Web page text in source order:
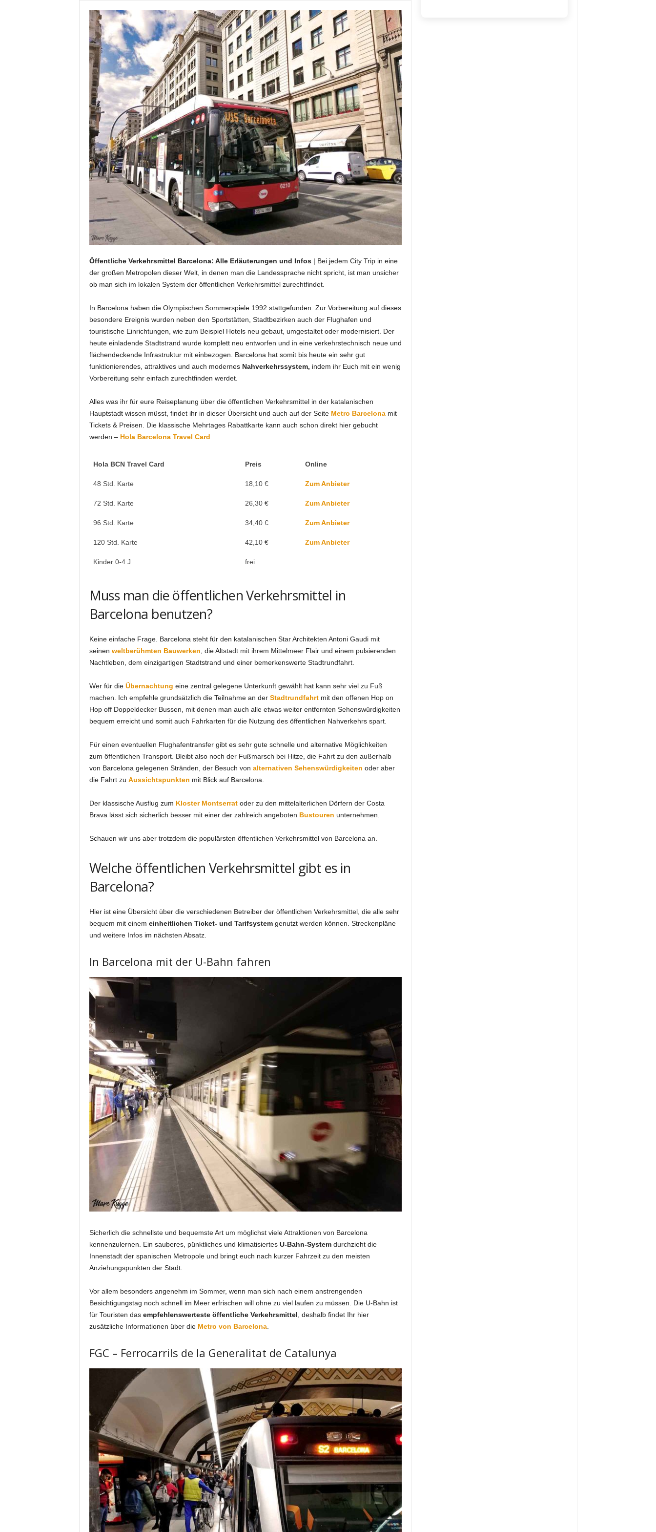
R
C
E
L
O
N
A
Öffentliche Verkehrsmittel Barcelona: Alle Erläuterungen und Infos| Bei jedem City Trip in eine
der großen Metropolen dieser Welt, in denen man die Landessprache nicht spricht, ist man unsicher
ob man sich im lokalen System der öffentlichen Verkehrsmittel zurechtfindet.
In Barcelona haben die Olympischen Sommerspiele 1992 stattgefunden. Zur Vorbereitung auf dieses
besondere Ereignis wurden neben den Sportstätten, Stadtbezirken auch der Flughafen und
touristische Einrichtungen, wie zum Beispiel Hotels neu gebaut, umgestaltet oder modernisiert. Der
heute einladende Stadtstrand wurde komplett neu entworfen und in eine verkehrstechnisch neue und
flächendeckende Infrastruktur mit einbezogen. Barcelona hat somit bis heute ein sehr gut
funktionierendes, attraktives und auch modernes Nahverkehrssystem, indem ihr Euch mit ein wenig
Vorbereitung sehr einfach zurechtfinden werdet.
Alles was ihr für eure Reiseplanung über die öffentlichen Verkehrsmittel in der katalanischen
Hauptstadt wissen müsst, findet ihr in dieser Übersicht und auch auf der Seite Metro Barcelonamit
Tickets & Preisen. Die klassische Mehrtages Rabattkarte kann auch schon direkt hier gebucht
werden – Hola Barcelona Travel Card
Hola BCN Travel Card Preis Online
48 Std. Karte 18,10 € Zum Anbieter
72 Std. Karte 26,30 € Zum Anbieter
96 Std. Karte 34,40 € Zum Anbieter
120 Std. Karte 42,10 € Zum Anbieter
Kinder 0-4 J frei
Muss man die öffentlichen Verkehrsmittel in
Barcelona benutzen?
Keine einfache Frage. Barcelona steht für den katalanischen Star Architekten Antoni Gaudi mit
seinen weltberühmten Bauwerken , die Altstadt mit ihrem Mittelmeer Flair und einem pulsierenden
Nachtleben, dem einzigartigen Stadtstrand und einer bemerkenswerte Stadtrundfahrt.
Wer für die Übernachtung eine zentral gelegene Unterkunft gewählt hat kann sehr viel zu Fuß
machen. Ich empfehle grundsätzlich die Teilnahme an der Stadtrundfahrtmit den offenen Hop on
Hop off Doppeldecker Bussen, mit denen man auch alle etwas weiter entfernten Sehenswürdigkeiten
bequem erreicht und somit auch Fahrkarten für die Nutzung des öffentlichen Nahverkehrs spart.
Für einen eventuellen Flughafentransfer gibt es sehr gute schnelle und alternative Möglichkeiten
zum öffentlichen Transport. Bleibt also noch der Fußmarsch bei Hitze, die Fahrt zu den außerhalb
von Barcelona gelegenen Stränden, der Besuch von alternativen Sehenswürdigkeiten oder aber
die Fahrt zu Aussichtspunkten mit Blick auf Barcelona.
Der klassische Ausflug zum Kloster Montserrat oder zu den mittelalterlichen Dörfern der Costa
Brava lässt sich sicherlich besser mit einer der zahlreich angeboten Bustouren unternehmen.
Schauen wir uns aber trotzdem die populärsten öffentlichen Verkehrsmittel von Barcelona an.
Welche öffentlichen Verkehrsmittel gibt es in
Barcelona?
Hier ist eine Übersicht über die verschiedenen Betreiber der öffentlichen Verkehrsmittel, die alle sehr
bequem mit einem einheitlichen Ticket- und Tarifsystemgenutzt werden können. Streckenpläne
und weitere Infos im nächsten Absatz.
In Barcelona mit der U-Bahn fahren
Sicherlich die schnellste und bequemste Art um möglichst viele Attraktionen von Barcelona
kennenzulernen. Ein sauberes, pünktliches und klimatisiertes U-Bahn-Systemdurchzieht die
Innenstadt der spanischen Metropole und bringt euch nach kurzer Fahrzeit zu den meisten
Anziehungspunkten der Stadt.
Vor allem besonders angenehm im Sommer, wenn man sich nach einem anstrengenden
Besichtigungstag noch schnell im Meer erfrischen will ohne zu viel laufen zu müssen. Die U-Bahn ist
für Touristen das empfehlenswerteste öffentliche Verkehrsmittel , deshalb findet Ihr hier
zusätzliche Informationen über dieMetro von Barcelona.
FGC – Ferrocarrils de la Generalitat de Catalunya